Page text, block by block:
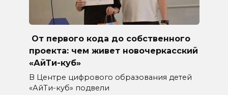
От первого кода до собственного
проекта: чем живет новочеркасский
«АйТи-куб»
В Центре цифрового образования детей
«АйТи-куб» подвели